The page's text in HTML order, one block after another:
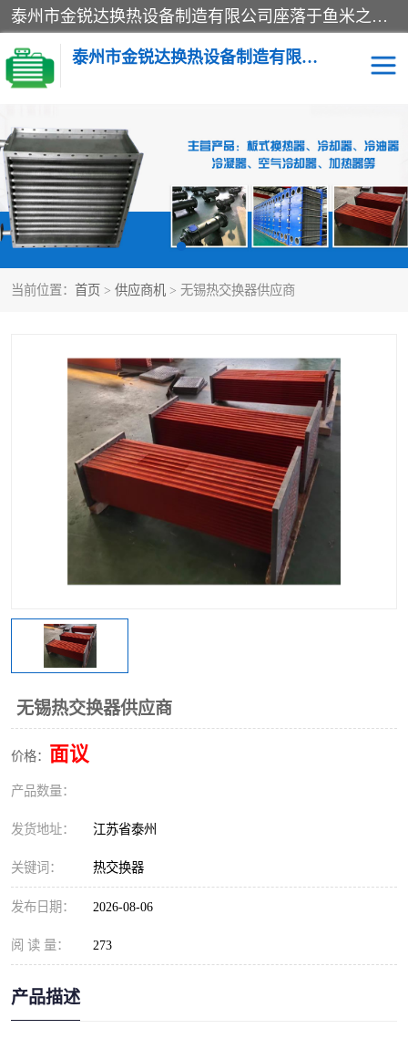
泰州市金锐达换热设备制造有限公司座落于鱼米之乡、祥泰之州一江苏泰州。是一家多年从事换热设备研究、设计、制造、销售、服务于一体的生产企业。
泰州市金锐达换热设备制造有限公司
当前位置： 首页 > 供应商机 > 无锡热交换器供应商
无锡热交换器供应商
价格： 面议
产品数量：
发货地址： 江苏省泰州
关键词： 热交换器
发布日期： 2026-08-06
阅 读 量： 273
产品描述
冷却器 换热器
散热器 预热器
热交换器